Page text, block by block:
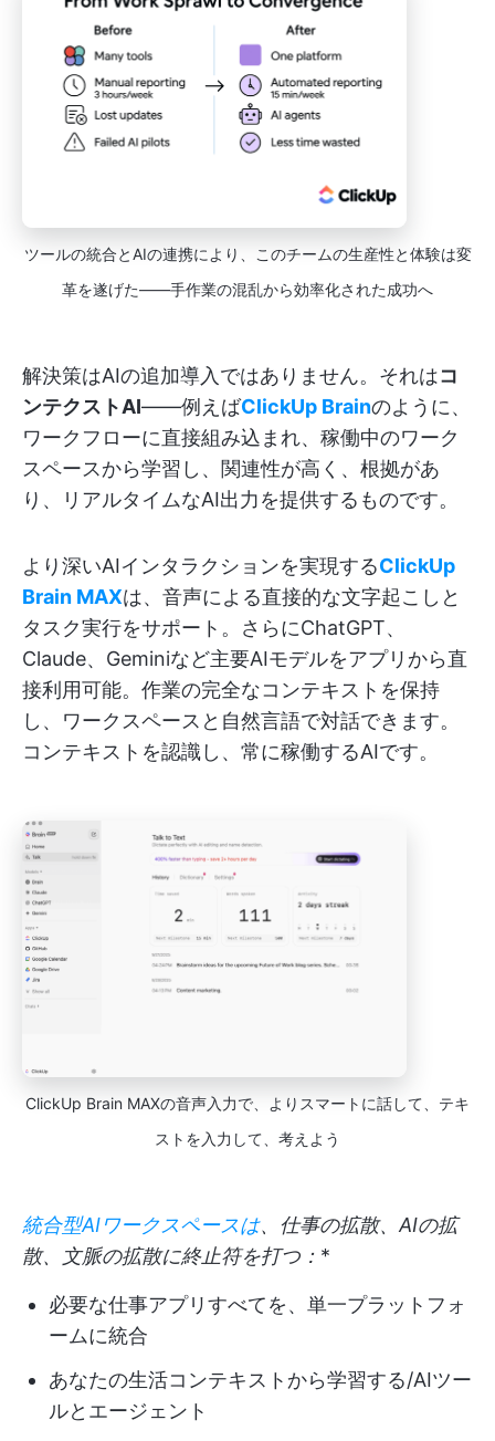
ツールの統合とAIの連携により、このチームの生産性と体験は変
革を遂げた——手作業の混乱から効率化された成功へ
解決策はAIの追加導入ではありません。それはコ
ンテクストAI——例えばClickUp Brainのように、
ワークフローに直接組み込まれ、稼働中のワーク
スペースから学習し、関連性が高く、根拠があ
り、リアルタイムなAI出力を提供するものです。
より深いAIインタラクションを実現するClickUp
Brain MAXは、音声による直接的な文字起こしと
タスク実行をサポート。さらにChatGPT、
Claude、Geminiなど主要AIモデルをアプリから直
接利用可能。作業の完全なコンテキストを保持
し、ワークスペースと自然言語で対話できます。
コンテキストを認識し、常に稼働するAIです。
ClickUp Brain MAXの音声入力で、よりスマートに話して、テキ
ストを入力して、考えよう
統合型AIワークスペースは、仕事の拡散、AIの拡
散、文脈の拡散に終止符を打つ： *
必要な仕事アプリすべてを、単一プラットフォ
ームに統合
あなたの生活コンテキストから学習する/AIツー
ルとエージェント